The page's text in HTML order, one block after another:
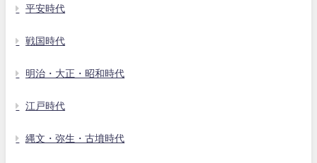
平安時代
戦国時代
明治・大正・昭和時代
江戸時代
縄文・弥生・古墳時代